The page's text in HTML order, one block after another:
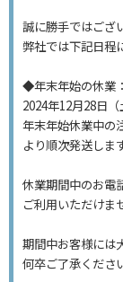
誠に勝手ではござ
弊社では下記日程
◆年末年始の休業：
2024年12月28日（
年末年始休業中の
より順次発送しま
休業期間中のお電
ご利用いただけま
期間中お客様には
何卒ご了承くださ